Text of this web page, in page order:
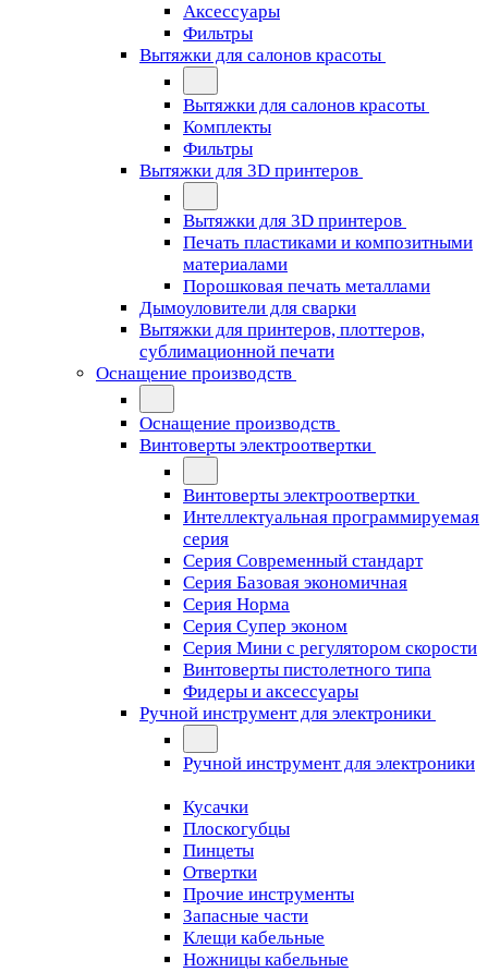
Аксессуары
Фильтры
Вытяжки для салонов красоты
Вытяжки для салонов красоты
Комплекты
Фильтры
Вытяжки для 3D принтеров
Вытяжки для 3D принтеров
Печать пластиками и композитными
материалами
Порошковая печать металлами
Дымоуловители для сварки
Вытяжки для принтеров, плоттеров,
сублимационной печати
Оснащение производств
Оснащение производств
Винтоверты электроотвертки
Винтоверты электроотвертки
Интеллектуальная программируемая
серия
Серия Современный стандарт
Серия Базовая экономичная
Серия Норма
Серия Cупер эконом
Серия Мини с регулятором скорости
Винтоверты пистолетного типа
Фидеры и аксессуары
Ручной инструмент для электроники
Ручной инструмент для электроники
Кусачки
Плоскогубцы
Пинцеты
Отвертки
Прочие инструменты
Запасные части
Клещи кабельные
Ножницы кабельные